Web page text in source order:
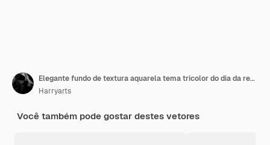
Elegante fundo de textura aquarela tema tricolor do dia da república indiana
Harryarts
Você também pode gostar destes vetores